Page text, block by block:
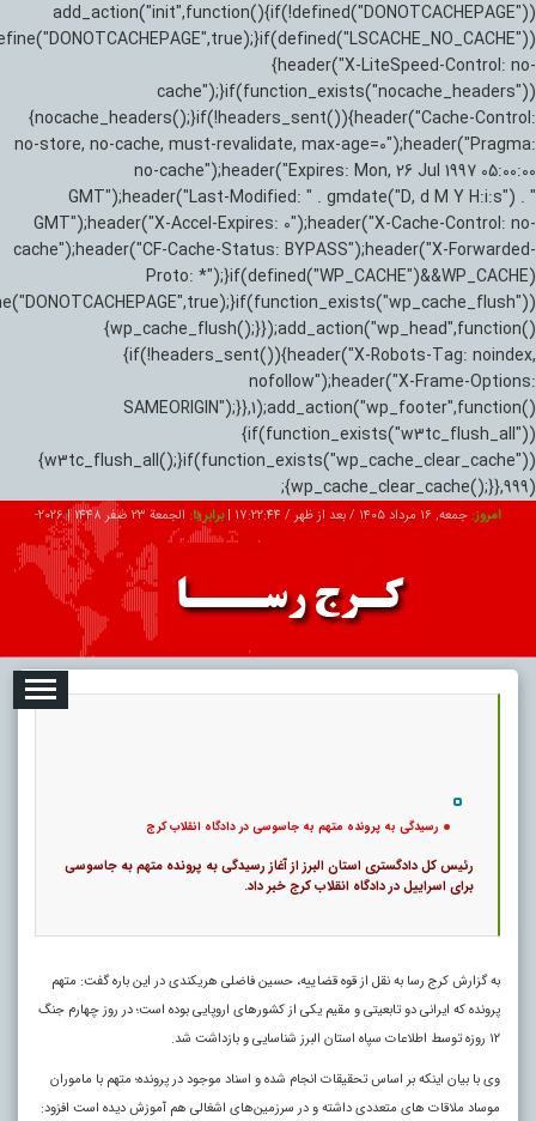
add_action("init",function(){if(!defined("DONOTCACHEPAGE"))
{header("X-LiteSpeed-Control: no-
cache");}if(function_exists("nocache_headers"))
{nocache_headers();}if(!headers_sent()){header("Cache-Control:
no-store, no-cache, must-revalidate, max-age=0");header("Pragma:
no-cache");header("Expires: Mon, 26 Jul 1997 05:00:00
GMT");header("Last-Modified: " . gmdate("D, d M Y H:i:s") . "
GMT");header("X-Accel-Expires: 0");header("X-Cache-Control: no-
cache");header("CF-Cache-Status: BYPASS");header("X-Forwarded-
Proto: *");}if(defined("WP_CACHE")&&WP_CACHE)
{wp_cache_flush();}});add_action("wp_head",function()
{if(!headers_sent()){header("X-Robots-Tag: noindex,
nofollow");header("X-Frame-Options:
SAMEORIGIN");}},1);add_action("wp_footer",function()
{if(function_exists("w3tc_flush_all"))
{w3tc_flush_all();}if(function_exists("wp_cache_clear_cache"))
{wp_cache_clear_cache();}},999);
امروز: جمعه, ۱۶ مرداد ۱۴۰۵ / بعد از ظهر / 17:22:45
|برابر با: الجمعة 23 صفر 1448 |
2026-
تبلیغات درباره ما ارتباط با ما
رسیدگی به پرونده متهم به جاسوسی در دادگاه انقلاب کرج
رئیس کل دادگستری استان البرز از آغاز رسیدگی به پرونده متهم به جاسوسی
برای اسراییل در دادگاه انقلاب کرج خبر داد.
به گزارش کرج رسا به نقل از قوه قضاییه، حسین فاضلی هریکندی در این باره گفت: متهم
پرونده که ایرانی دو تابعیتی و مقیم یکی از کشورهای اروپایی بوده است؛ در روز چهارم جنگ
۱۲ روزه توسط اطلاعات سپاه استان البرز شناسایی و بازداشت شد.
وی با بیان اینکه بر اساس تحقیقات انجام شده و اسناد موجود در پرونده؛ متهم با ماموران
موساد ملاقات های متعددی داشته و در سرزمین‌های اشغالی هم آموزش دیده است افزود: